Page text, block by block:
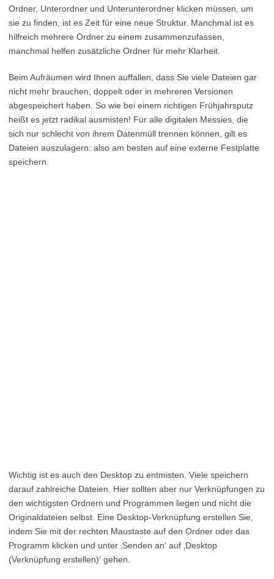
Ordner, Unterordner und Unterunterordner klicken müssen, um
sie zu finden, ist es Zeit für eine neue Struktur. Manchmal ist es
hilfreich mehrere Ordner zu einem zusammenzufassen,
manchmal helfen zusätzliche Ordner für mehr Klarheit.
Beim Aufräumen wird Ihnen auffallen, dass Sie viele Dateien gar
nicht mehr brauchen, doppelt oder in mehreren Versionen
abgespeichert haben. So wie bei einem richtigen Frühjahrsputz
heißt es jetzt radikal ausmisten! Für alle digitalen Messies, die
sich nur schlecht von ihrem Datenmüll trennen können, gilt es
Dateien auszulagern: also am besten auf eine externe Festplatte
speichern.
Wichtig ist es auch den Desktop zu entmisten. Viele speichern
darauf zahlreiche Dateien. Hier sollten aber nur Verknüpfungen zu
den wichtigsten Ordnern und Programmen liegen und nicht die
Originaldateien selbst. Eine Desktop-Verknüpfung erstellen Sie,
indem Sie mit der rechten Maustaste auf den Ordner oder das
Programm klicken und unter ‚Senden an‘ auf ‚Desktop
(Verknüpfung erstellen)‘ gehen.